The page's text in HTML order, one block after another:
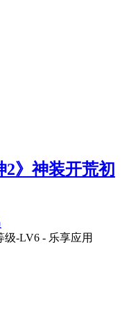
2》神装开荒初